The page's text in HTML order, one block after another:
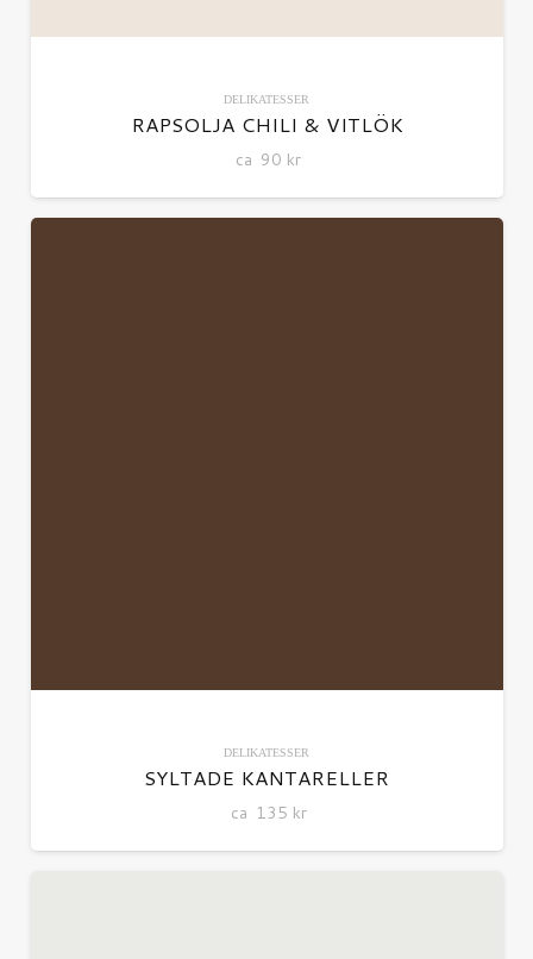
DELIKATESSER
RAPSOLJA CHILI & VITLÖK
ca 90 kr
DELIKATESSER
SYLTADE KANTARELLER
ca 135 kr